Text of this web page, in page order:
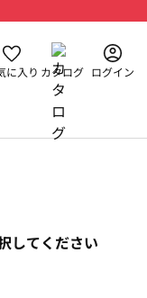
に入り カタログ ログイン
してください